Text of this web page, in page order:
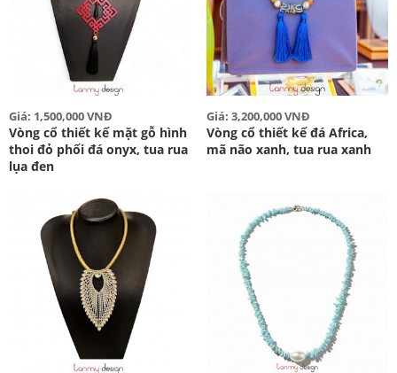
Giá: 1,500,000 VNĐ
Vòng cổ thiết kế mặt gỗ hình
thoi đỏ phối đá onyx, tua rua
lụa đen
Giá: 3,200,000 VNĐ
Vòng cổ thiết kế đá Africa,
mã não xanh, tua rua xanh